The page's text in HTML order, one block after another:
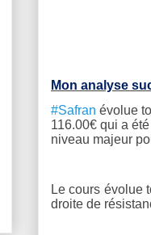
Mon analyse
#Safran évolue
116.00€ qui a
niveau majeur
Le cours évolue
droite de